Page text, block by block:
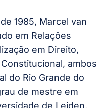
1985, Marcel van
em Relações
em Direito,
ambos
do Rio Grande do
de mestre em
de Leiden,